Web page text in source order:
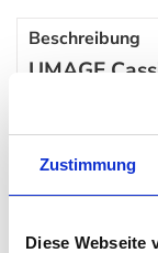
Zustimmung
Diese Webseite
Beschreibung
UMAGE
Schlicht in der
den stylischen
eben dieser über